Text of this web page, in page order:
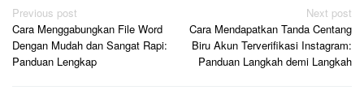
Post
navigation
Previous post
Cara Menggabungkan File Word
Dengan Mudah dan Sangat Rapi:
Panduan Lengkap
Next post
Cara Mendapatkan Tanda Centang
Biru Akun Terverifikasi Instagram:
Panduan Langkah demi Langkah